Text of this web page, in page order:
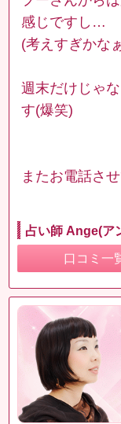
感じですし…
(考えすぎかな
週末だけじゃ
す(爆笑)
またお電話さ
占い師 Ange(ア
口コミ一